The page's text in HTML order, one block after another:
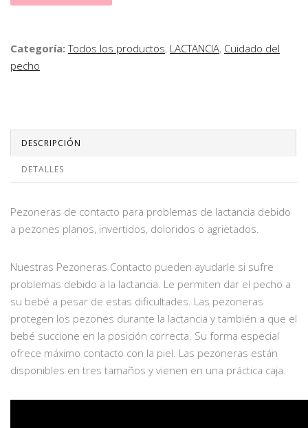
Categoría:Todos los productos, LACTANCIA, Cuidado del
pecho
DESCRIPCIÓN
DETALLES
Pezoneras de contacto para problemas de lactancia debido
a pezones planos, invertidos, doloridos o agrietados.
Nuestras Pezoneras Contacto pueden ayudarle si sufre
problemas debido a la lactancia. Le permiten dar el pecho a
su bebé a pesar de estas dificultades. Las pezoneras
protegen los pezones durante la lactancia y también a que el
bebé succione en la posición correcta. Su forma especial
ofrece máximo contacto con la piel. Las pezoneras están
disponibles en tres tamaños y vienen en una práctica caja.